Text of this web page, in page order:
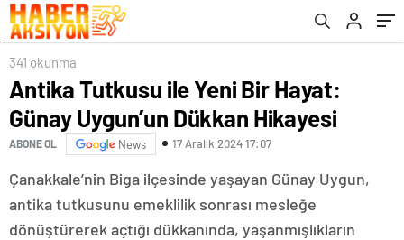
341 okunma
Antika Tutkusu ile Yeni Bir Hayat:
Günay Uygun’un Dükkan Hikayesi
ABONE OL News 17 Aralık 2024 17:07
Çanakkale’nin Biga ilçesinde yaşayan Günay Uygun,
antika tutkusunu emeklilik sonrası mesleğe
dönüştürerek açtığı dükkanında, yaşanmışlıkların